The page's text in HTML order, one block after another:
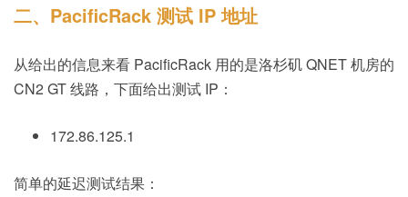
二、PacificRack 测试 IP 地址
从给出的信息来看 PacificRack 用的是洛杉矶 QNET 机房的
CN2 GT 线路，下面给出测试 IP：
172.86.125.1
简单的延迟测试结果：